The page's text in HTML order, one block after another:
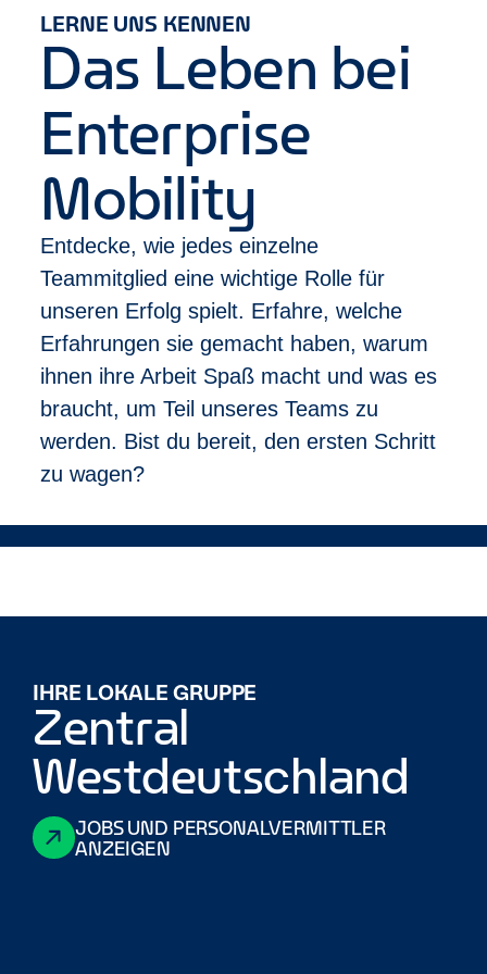
Sicherheit und Stabilität durch ein international
Klare Karriereperspektiven und echte
Aufstiegschancen
Individuelle Trainings, Coachings und Mentoring,
die dich wirklich weiterbringen
Ein starkes Team, das dich unterstützt und
gemeinsam Erfolge feiert
Ein Arbeitsumfeld, in dem Vielfalt gelebt wird und
duduselbst sein kannst
Regelmäßige Events und
Austauschmöglichkeiten – bei uns wird
Teamspirit gelebt
Deine Leistung zahlt sich aus: Beförderungen
und Gehaltserhöhungen sind feste Bestandteile
deiner Entwicklung
Sicherheit für deine Zukunft: betriebliche
Altersvorsorge, Risikolebensversicherung und
Berufsunfähigkeitsversicherung
Veranstaltungen, ein
Gehe den nächsten Schritt.
Klick auf „Jetzt bewerben“, beantworte ein paar
Fragen und fertig.
Wir melden uns bei dir und schauen gemeinsam, ob
wir zueinander passen.
Noch unsicher?
LERNE UNS KENNEN
Das Leben bei
Enterprise
Mobility
Entdecke, wie jedes einzelne
Teammitglied eine wichtige Rolle für
unseren Erfolg spielt. Erfahre, welche
Erfahrungen sie gemacht haben, warum
ihnen ihre Arbeit Spaß macht und was es
braucht, um Teil unseres Teams zu
werden. Bist du bereit, den ersten Schritt
zu wagen?
IHRE LOKALE GRUPPE
Zentral
Westdeutschland
JOBS UND PERSONALVERMITTLER
ANZEIGEN